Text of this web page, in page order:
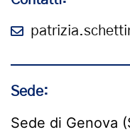
Sede:
Sede di Genova